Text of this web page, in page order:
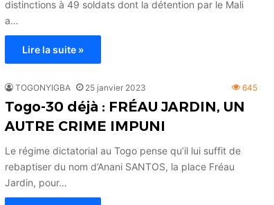
distinctions à 49 soldats dont la détention par le Mali
a…
Lire la suite »
TOGONYIGBA 25 janvier 2023 645
Togo-30 déjà : FRÉAU JARDIN, UN
AUTRE CRIME IMPUNI
Le régime dictatorial au Togo pense qu’il lui suffit de
rebaptiser du nom d’Anani SANTOS, la place Fréau
Jardin, pour…